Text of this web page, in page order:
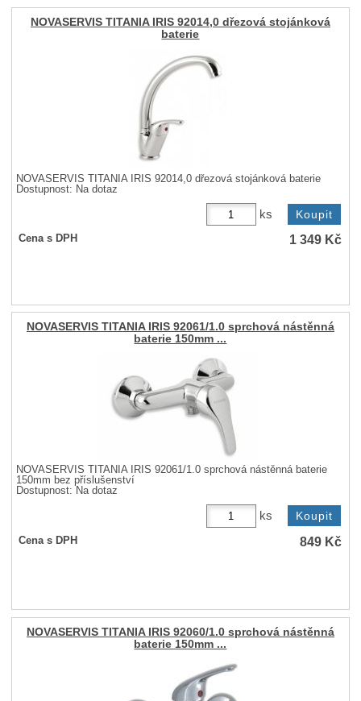
NOVASERVIS TITANIA IRIS 92014,0 dřezová stojánková
baterie
NOVASERVIS TITANIA IRIS 92014,0 dřezová stojánková baterie
Dostupnost: Na dotaz
ks
Cena s DPH 1 349 Kč
NOVASERVIS TITANIA IRIS 92061/1.0 sprchová nástěnná
baterie 150mm ...
NOVASERVIS TITANIA IRIS 92061/1.0 sprchová nástěnná baterie
150mm bez příslušenství
Dostupnost: Na dotaz
ks
Cena s DPH 849 Kč
NOVASERVIS TITANIA IRIS 92060/1.0 sprchová nástěnná
baterie 150mm ...